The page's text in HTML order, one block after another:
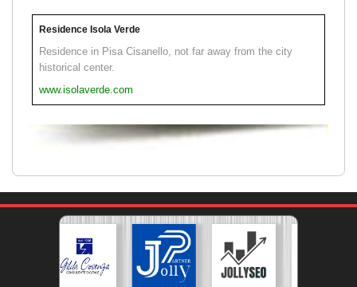
Residence Isola Verde
Residence in Pisa Cisanello, not far away from the city
historical center.
www.isolaverde.com